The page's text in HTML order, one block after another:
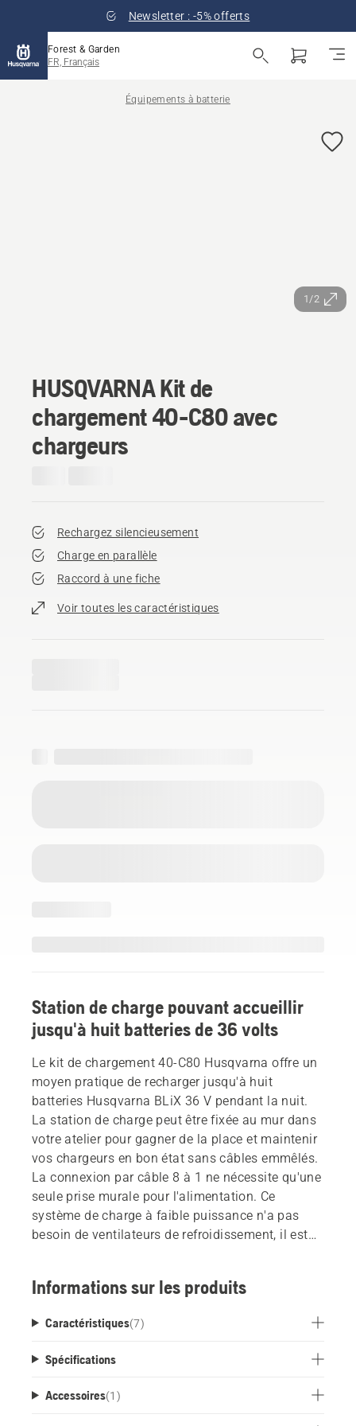
Newsletter : -5% offerts
Forest & Garden
FR, Français
Équipements à batterie
1/2
HUSQVARNA Kit de
chargement 40-C80 avec
chargeurs
Rechargez silencieusement
Charge en parallèle
Raccord à une fiche
Voir toutes les caractéristiques
Station de charge pouvant accueillir
jusqu'à huit batteries de 36 volts
Le kit de chargement 40-C80 Husqvarna offre un
moyen pratique de recharger jusqu'à huit
batteries Husqvarna BLiX 36 V pendant la nuit.
La station de charge peut être fixée au mur dans
votre atelier pour gagner de la place et maintenir
vos chargeurs en bon état sans câbles emmêlés.
La connexion par câble 8 à 1 ne nécessite qu'une
seule prise murale pour l'alimentation. Ce
système de charge à faible puissance n'a pas
besoin de ventilateurs de refroidissement, il est
Pas de batteries incluses.
Informations sur les produits
Caractéristiques(7)
Spécifications
Accessoires(1 )